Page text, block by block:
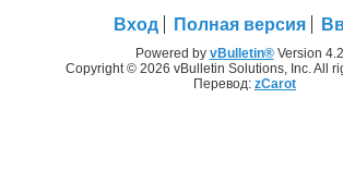
Вход Полная версия
Powered by vBulletin®Version
Copyright © 2026 vBulletin Solutions, Inc. All
Перевод: zCarot